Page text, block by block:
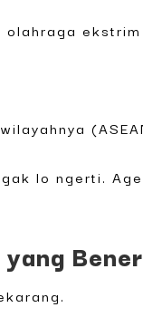
lo ngerti.